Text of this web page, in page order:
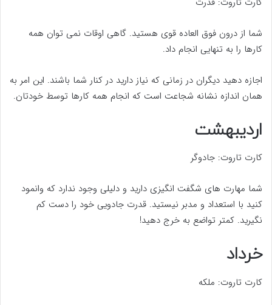
شما از درون فوق العاده قوی هستید. گاهی اوقات نمی توان همه
کارها را به تنهایی انجام داد.
اجازه دهید دیگران در زمانی که نیاز دارید در کنار شما باشند. این امر به
همان اندازه نشانه شجاعت است که انجام همه کارها توسط خودتان.
اردیبهشت
کارت تاروت: جادوگر
شما مهارت‌ های شگفت‌ انگیزی دارید و دلیلی وجود ندارد که وانمود
کنید با استعداد و مدبر نیستید. قدرت جادویی خود را دست کم
نگیرید. کمتر تواضع به خرج دهید!
خرداد
کارت تاروت: ملکه